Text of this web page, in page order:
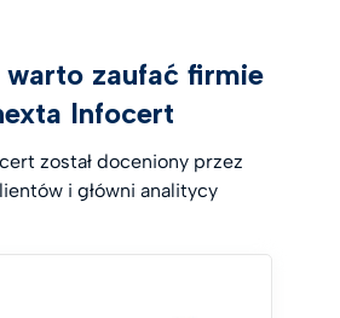
warto zaufać firmie
Infocert
został doceniony przez
i główni analitycy